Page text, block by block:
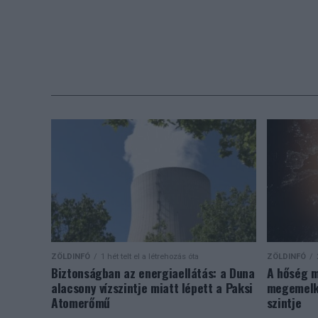
Töltse
tisztás és a
környezetért
szerint a
és átjárók
és a
Hétfőn egy
is megkezdi
ZÖLDINFÓ 1 hét telt el a létrehozás óta
Biztonságban az energiaellátás: a Duna
alacsony vízszintje miatt lépett a Paksi
Atomerőmű
ZÖLDINFÓ
A hőség
szintje